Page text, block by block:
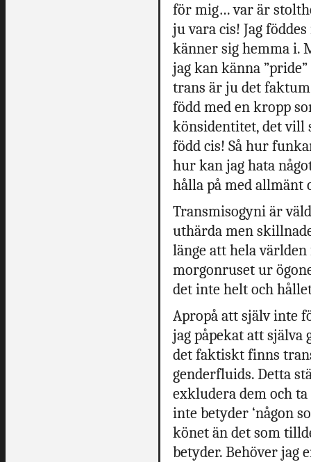
för mig… var är
ju vara cis! Jag
känner sig hemma i.
jag kan känna
trans är ju det
född med en kropp
könsidentitet, det vill
född cis! Så hur
hur kan jag hata
hålla på med allmänt
Transmisogyni är
uthärda men
länge att hela
morgonruset ur
det inte helt och
Apropå att själv inte
jag påpekat att själva
det faktiskt finns
genderfluids. Detta
exkludera dem och
inte betyder ‘någon
könet än det som
betyder. Behöver jag